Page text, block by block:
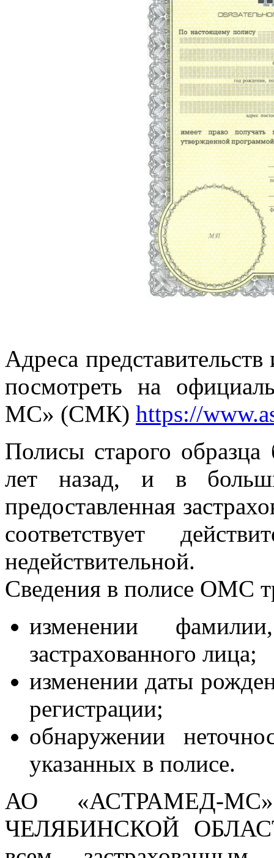
Адреса
посмотреть на
МС» (СМК) https://
Полисы старого
лет назад, и в
предоставленная
соответствует
недействительной.
Сведения в полисе ОМС
изменении
застрахованного лица;
изменении даты
регистрации;
обнаружении
указанных в полисе.
АО «АСТРАМЕД-
ЧЕЛЯБИНСКОЙ ОБЛАСТИ